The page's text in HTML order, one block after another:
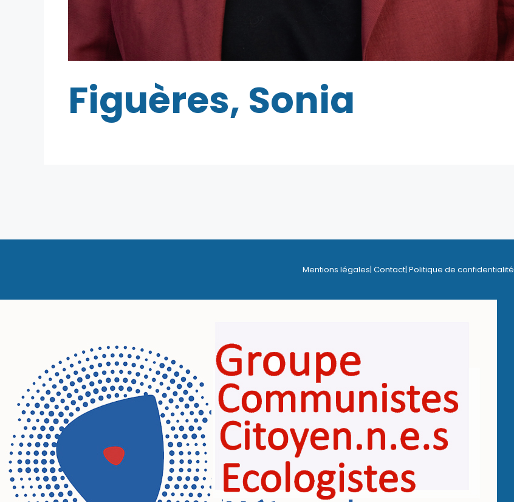
Figuères, Sonia
Mentions légales| Contact| Politique de confidentialité